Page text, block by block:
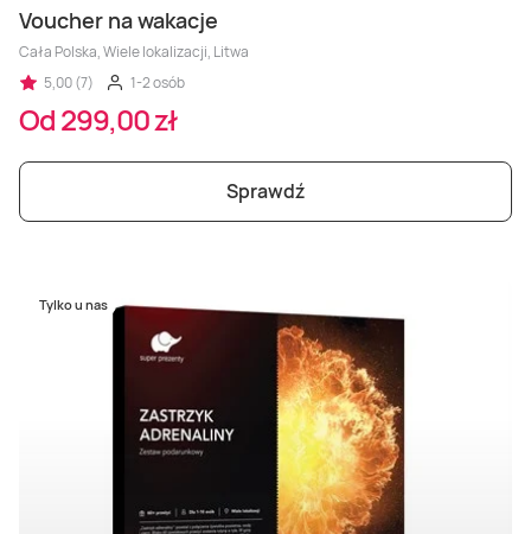
Voucher na wakacje
Cała Polska, Wiele lokalizacji, Litwa
5,00 (7)
1-2 osób
Od 299,00 zł
Sprawdź
Tylko u nas